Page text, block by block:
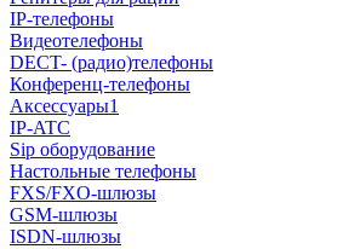
IP-телефоны
Видеотелефоны
DECT- (радио)телефоны
Конференц-телефоны
Аксессуары1
IP-ATC
Sip оборудование
Настольные телефоны
FXS/FXO-шлюзы
GSM-шлюзы
ISDN-шлюзы